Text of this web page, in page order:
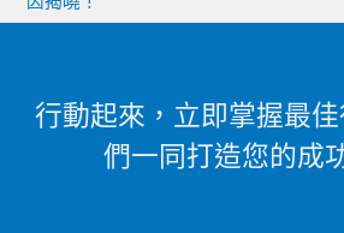
行動起來，立即掌握最
們一同打造您的成